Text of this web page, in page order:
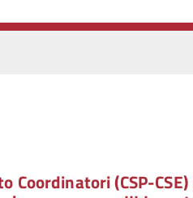
Coordinatori (CSP-